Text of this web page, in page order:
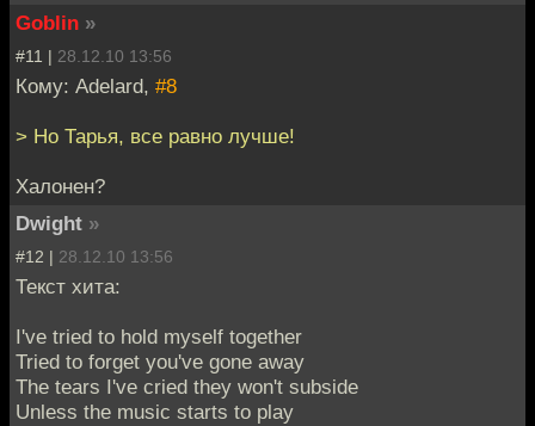
Goblin »
#11 | 28.12.10 13:56
Кому: Adelard, #8
> Но Тарья, все равно лучше!
Халонен?
Dwight »
#12 | 28.12.10 13:56
Текст хита:
I've tried to hold myself together
Tried to forget you've gone away
The tears I've cried they won't subside
Unless the music starts to play